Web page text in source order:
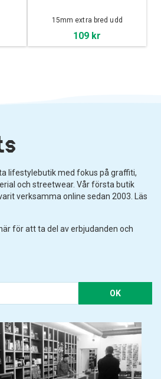
15mm extra bred udd
109 kr
lifestylebutik med fokus på graffiti,
och streetwear. Vår första butik
verksamma online sedan 2003. Läs
för att ta del av erbjudanden och
OK